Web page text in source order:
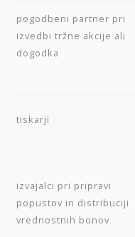
pogodbeni partner pri
izvedbi tržne akcije ali
dogodka
tiskarji
izvajalci pri pripravi
popustov in distribuciji
vrednostnih bonov